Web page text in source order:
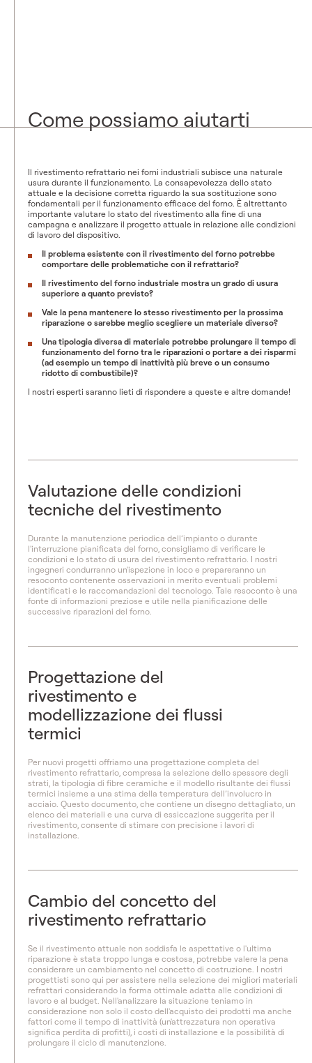
Come possiamo aiutarti
Il rivestimento refrattario nei forni industriali subisce una naturale
usura durante il funzionamento. La consapevolezza dello stato
attuale e la decisione corretta riguardo la sua sostituzione sono
fondamentali per il funzionamento efficace del forno. È altrettanto
importante valutare lo stato del rivestimento alla fine di una
campagna e analizzare il progetto attuale in relazione alle condizioni
di lavoro del dispositivo.
Il problema esistente con il rivestimento del forno potrebbe
comportare delle problematiche con il refrattario?
Il rivestimento del forno industriale mostra un grado di usura
superiore a quanto previsto?
Vale la pena mantenere lo stesso rivestimento per la prossima
riparazione o sarebbe meglio scegliere un materiale diverso?
Una tipologia diversa di materiale potrebbe prolungare il tempo di
funzionamento del forno tra le riparazioni o portare a dei risparmi
(ad esempio un tempo di inattività più breve o un consumo
ridotto di combustibile)?
I nostri esperti saranno lieti di rispondere a queste e altre domande!
Valutazione delle condizioni
tecniche del rivestimento
Durante la manutenzione periodica dell’impianto o durante
l'interruzione pianificata del forno, consigliamo di verificare le
condizioni e lo stato di usura del rivestimento refrattario. I nostri
ingegneri condurranno un'ispezione in loco e prepareranno un
resoconto contenente osservazioni in merito eventuali problemi
identificati e le raccomandazioni del tecnologo. Tale resoconto è una
fonte di informazioni preziose e utile nella pianificazione delle
successive riparazioni del forno.
Progettazione del
rivestimento e
modellizzazione dei flussi
termici
Per nuovi progetti offriamo una progettazione completa del
rivestimento refrattario, compresa la selezione dello spessore degli
strati, la tipologia di fibre ceramiche e il modello risultante dei flussi
termici insieme a una stima della temperatura dell’involucro in
acciaio. Questo documento, che contiene un disegno dettagliato, un
elenco dei materiali e una curva di essiccazione suggerita per il
rivestimento, consente di stimare con precisione i lavori di
installazione.
Cambio del concetto del
rivestimento refrattario
Se il rivestimento attuale non soddisfa le aspettative o l'ultima
riparazione è stata troppo lunga e costosa, potrebbe valere la pena
considerare un cambiamento nel concetto di costruzione. I nostri
progettisti sono qui per assistere nella selezione dei migliori materiali
refrattari considerando la forma ottimale adatta alle condizioni di
lavoro e al budget. Nell'analizzare la situazione teniamo in
considerazione non solo il costo dell'acquisto dei prodotti ma anche
fattori come il tempo di inattività (un'attrezzatura non operativa
significa perdita di profitti), i costi di installazione e la possibilità di
prolungare il ciclo di manutenzione.